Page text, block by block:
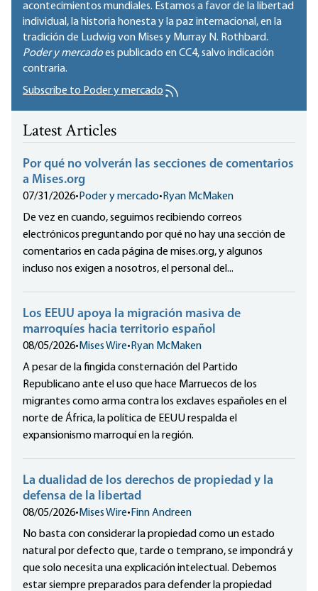
acontecimientos mundiales. Estamos a favor de la libertad
individual, la historia honesta y la paz internacional, en la
tradición de Ludwig von Mises y Murray N. Rothbard.
Poder y mercadoes publicado enCC4, salvo indicación
contraria.
Subscribe to Poder y mercado
Latest Articles
Por qué no volverán las secciones de comentarios
a Mises.org
07/31/2026• Poder y mercado• Ryan McMaken
De vez en cuando, seguimos recibiendo correos
electrónicos preguntando por qué no hay una sección de
comentarios en cada página de mises.org, y algunos
incluso nos exigen a nosotros, el personal del...
Los EEUU apoya la migración masiva de
marroquíes hacia territorio español
08/05/2026• Mises Wire• Ryan McMaken
A pesar de la fingida consternación del Partido
Republicano ante el uso que hace Marruecos de los
migrantes como arma contra los exclaves españoles en el
norte de África, la política de EEUU respalda el
expansionismo marroquí en la región.
La dualidad de los derechos de propiedad y la
defensa de la libertad
08/05/2026• Mises Wire• Finn Andreen
No basta con considerar la propiedad como un estado
natural por defecto que, tarde o temprano, se impondrá y
que solo necesita una explicación intelectual. Debemos
estar siempre preparados para defender la propiedad